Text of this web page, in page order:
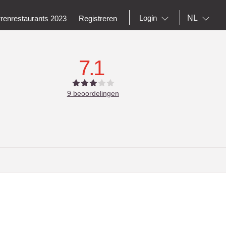
2023 Registreren Login NL
7.1
9 beoordelingen